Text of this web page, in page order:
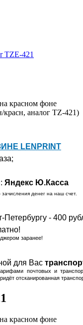
красном фоне
аналог TZ-421)
LENPRINT
Яндекс Ю.Касса
денег на наш счет.
Петербургу - 400
заранее!
для Вас
почтовых и
отсканированная
красном фоне